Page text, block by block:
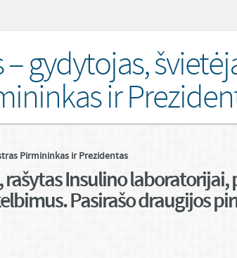
– gydytojas,
ir
Pirmininkas ir Prezidentas
rašytas Insulino
Pasirašo draugijos